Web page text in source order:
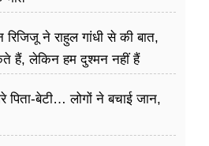
ने राहुल गांधी से की बात,
हैं, लेकिन हम दुश्मन नहीं हैं
बेटी… लोगों ने बचाई जान,